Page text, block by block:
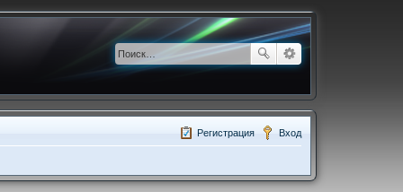
Вход
Регистрация